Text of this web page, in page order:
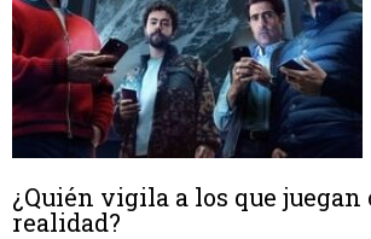
¿Quién vigila a los que juegan
realidad?